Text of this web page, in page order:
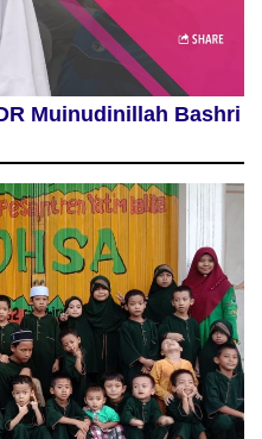
Muinudinillah Bashri